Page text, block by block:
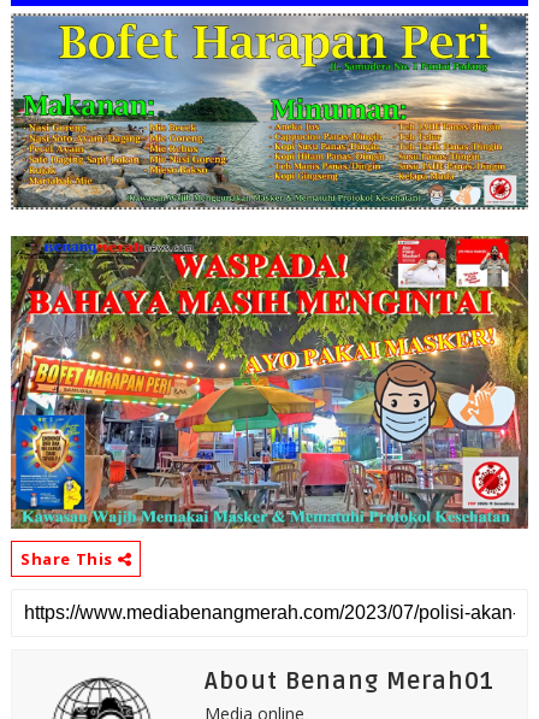
Share This
About Benang Merah01
Media online